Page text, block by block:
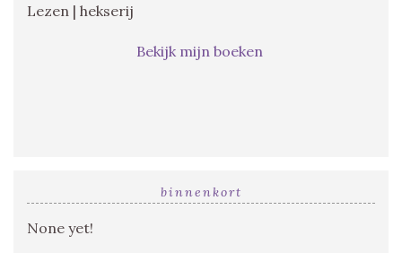
Lezen | hekserij
Bekijk mijn boeken
binnenkort
None yet!